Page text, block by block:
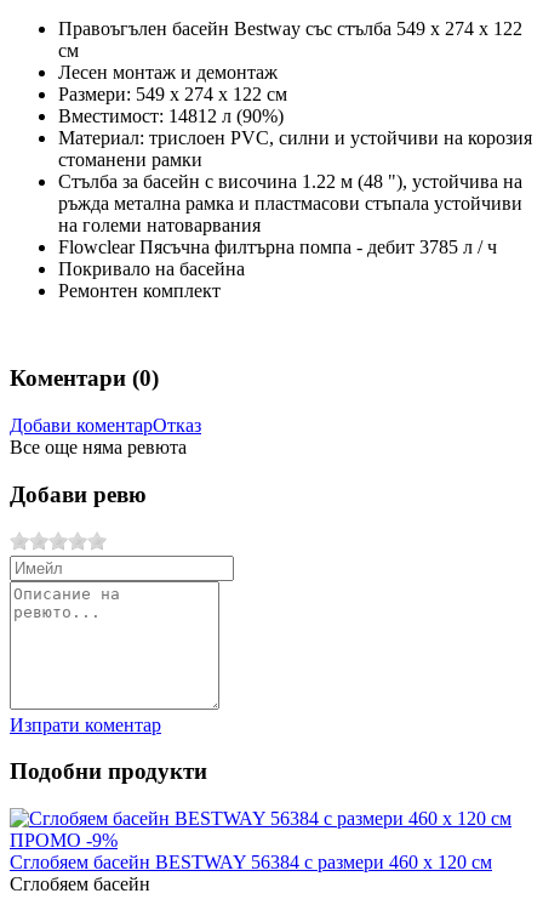
Правоъгълен басейн Bestway със стълба 549 х 274 х 122
см
Лесен монтаж и демонтаж
Размери: 549 x 274 x 122 см
Вместимост: 14812 л (90%)
Материал: трислоен PVC, силни и устойчиви на корозия
стоманени рамки
Стълба за басейн с височина 1.22 м (48 "), устойчива на
ръжда метална рамка и пластмасови стъпала устойчиви
на големи натоварвания
Flowclear Пясъчна филтърна помпа - дебит 3785 л / ч
Покривало на басейна
Ремонтен комплект
Коментари (0)
Добави коментарОтказ
Все още няма ревюта
Добави ревю
Изпрати коментар
Подобни продукти
ПРОМО -9%
Сглобяем басейн BESTWAY 56384 с размери 460 х 120 см
Сглобяем басейн